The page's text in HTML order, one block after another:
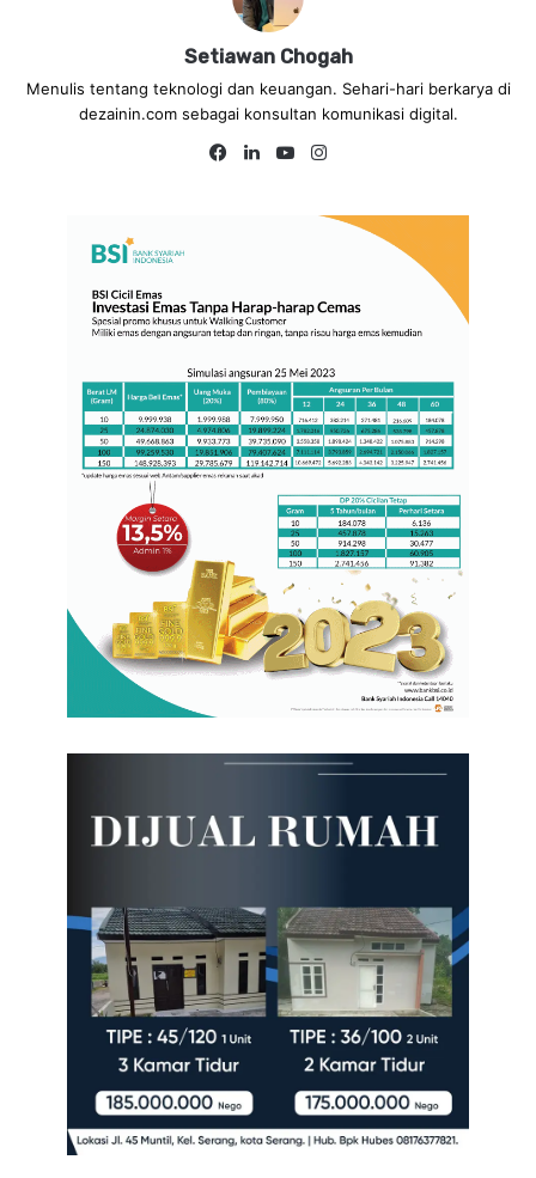
Setiawan Chogah
Menulis tentang teknologi dan keuangan. Sehari-hari berkarya di
dezainin.com sebagai konsultan komunikasi digital.
Fa
Lin
Yo